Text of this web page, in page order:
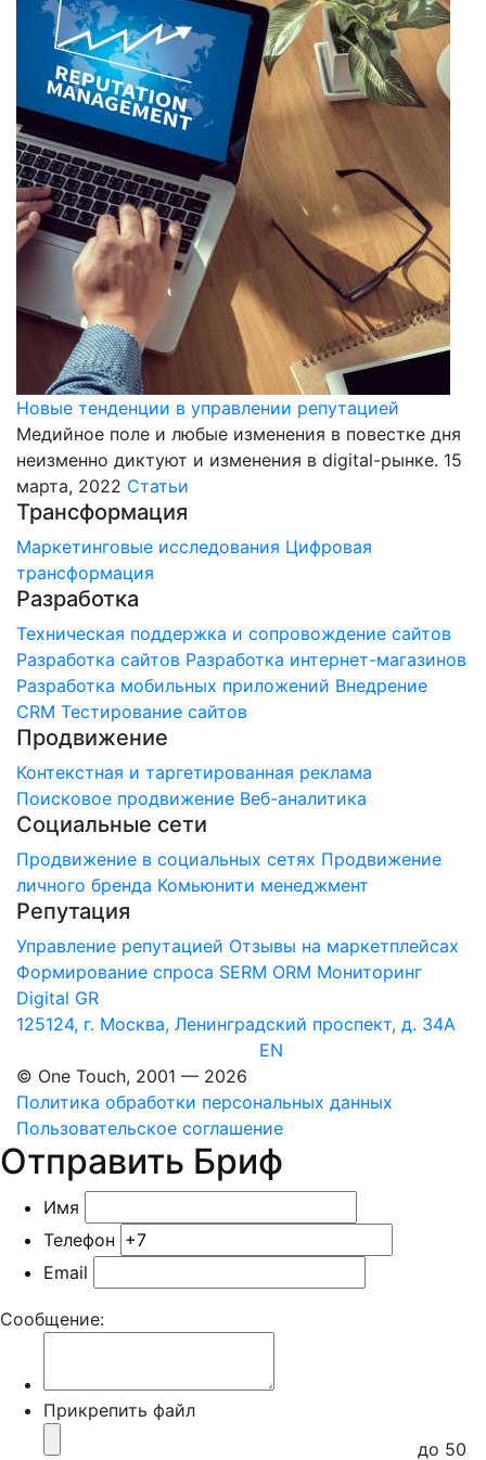
Новые тенденции в управлении репутацией
Медийное поле и любые изменения в повестке дня
неизменно диктуют и изменения в digital-рынке. 15
марта, 2022 Статьи
Трансформация
Маркетинговые исследования Цифровая
трансформация
Разработка
Техническая поддержка и сопровождение сайтов
Разработка сайтов Разработка интернет-магазинов
Разработка мобильных приложений Внедрение
CRM Тестирование сайтов
Продвижение
Контекстная и таргетированная реклама
Поисковое продвижение Веб-аналитика
Социальные сети
Продвижение в социальных сетях Продвижение
личного бренда Комьюнити менеджмент
Репутация
Управление репутацией Отзывы на маркетплейсах
Формирование спроса SERM ORM Мониторинг
Digital GR
125124, г. Москва, Ленинградский проспект, д. 34А
EN
© One Touch, 2001 — 2026
Политика обработки персональных данных
Пользовательское соглашение
Отправить Бриф
Имя
Телефон
Email
Сообщение:
Прикрепить файл
до 50